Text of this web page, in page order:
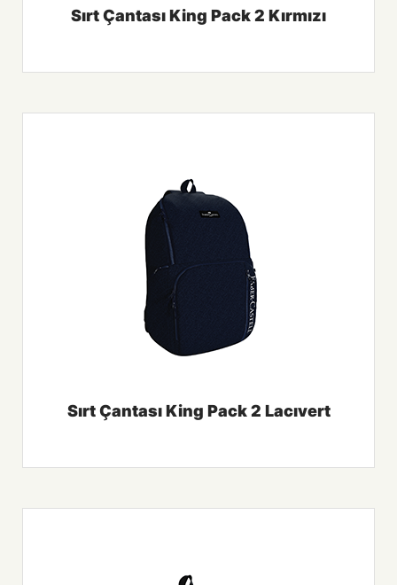
Sırt Çantası King Pack 2 Kırmızı
Sırt Çantası King Pack 2 Lacıvert